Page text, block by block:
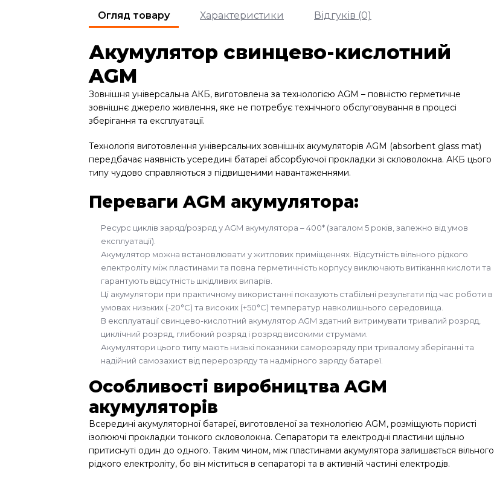
Огляд товару Характеристики Відгуків (0)
Акумулятор свинцево-кислотний
AGM
Зовнішня універсальна АКБ, виготовлена за технологією AGM – повністю герметичне
зовнішнє джерело живлення, яке не потребує технічного обслуговування в процесі
зберігання та експлуатації.
Технологія виготовлення універсальних зовнішніх акумуляторів AGM (absorbent glass mat)
передбачає наявність усередині батареї абсорбуючої прокладки зі скловолокна. АКБ цього
типу чудово справляються з підвищеними навантаженнями.
Переваги AGM акумулятора:
Ресурс циклів заряд/розряд у AGM акумулятора – 400* (загалом 5 років, залежно від умов
експлуатації).
Акумулятор можна встановлювати у житлових приміщеннях. Відсутність вільного рідкого
електроліту між пластинами та повна герметичність корпусу виключають витікання кислоти та
гарантують відсутність шкідливих випарів.
Ці акумулятори при практичному використанні показують стабільні результати під час роботи в
умовах низьких (-20°С) та високих (+50°С) температур навколишнього середовища.
В експлуатації свинцево-кислотний акумулятор AGM здатний витримувати тривалий розряд,
циклічний розряд, глибокий розряд і розряд високими струмами.
Акумулятори цього типу мають низькі показники саморозряду при тривалому зберіганні та
надійний самозахист від перерозряду та надмірного заряду батареї.
Особливості виробництва AGM
акумуляторів
Всередині акумуляторної батареї, виготовленої за технологією AGM, розміщують пористі
ізолюючі прокладки тонкого скловолокна. Сепаратори та електродні пластини щільно
притиснуті один до одного. Таким чином, між пластинами акумулятора залишається вільного
рідкого електроліту, бо він міститься в сепараторі та в активній частині електродів.